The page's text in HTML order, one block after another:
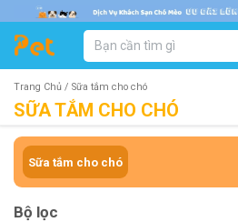
DANH MỤC
SẢN PHẨM DÀNH CHO MÈO
SẨN PHẨM THEO THƯƠNG HIỆU
Trang Chủ / Sữa tắm cho chó
SỮA TẮM CHO CHÓ
Sữa tắm cho chó
Bộ lọc